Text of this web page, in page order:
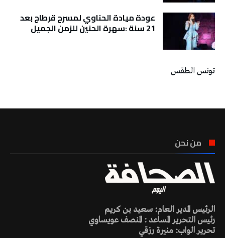
عودة ميادة الحناوي لمسرح قرطاج بعد
21 سنة :سهرة الحنين للزمن الجميل
تونس الطقس
من نحن
الرئيس المدير العام: سعيد بن كريم
رئيس التحرير المساعد : المنصف عويساوي
تحرير الواب: منيرة رزقي